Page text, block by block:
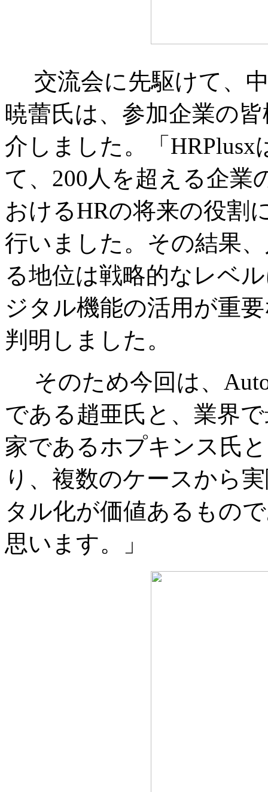
交流会に先駆けて、
暁蕾氏は、参加企業の
介しました。「HRPlusx
て、200人を超える企業
おけるHRの将来の役割
行いました。その結果
る地位は戦略的なレベ
ジタル機能の活用が重
判明しました。
そのため今回は、
である趙亜氏と、業界
家であるホプキンス氏
り、複数のケースから
タル化が価値あるもの
思います。」